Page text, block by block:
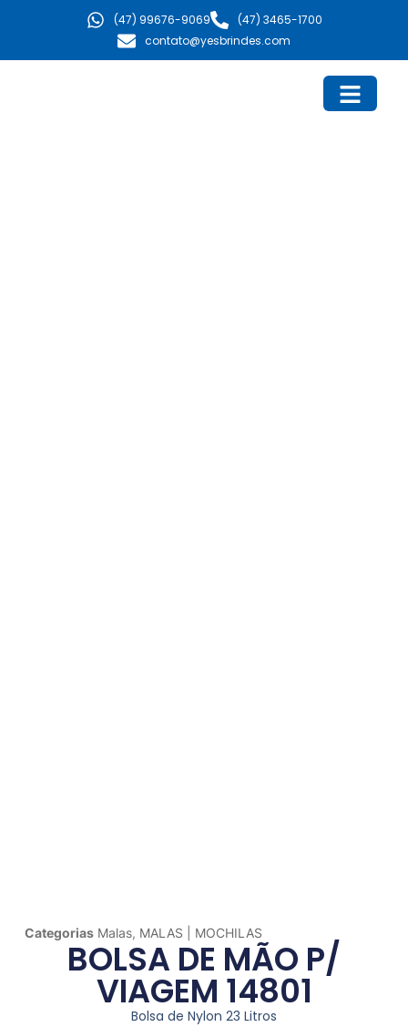
(47) 99676-9069
(47) 3465-1700
contato@yesbrindes.com
Categorias Malas, MALAS | MOCHILAS
BOLSA DE MÃO P/
VIAGEM 14801
Bolsa de Nylon 23 Litros